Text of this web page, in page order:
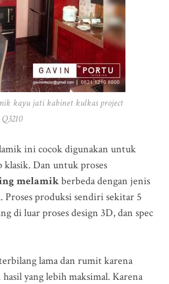
kayu jati kabinet kulkas project
ini cocok digunakan untuk
Dan untuk proses
melamikberbeda dengan jenis
Proses produksi sendiri sekitar 5
di luar proses design 3D, dan spec
lama dan rumit karena
yang lebih maksimal. Karena